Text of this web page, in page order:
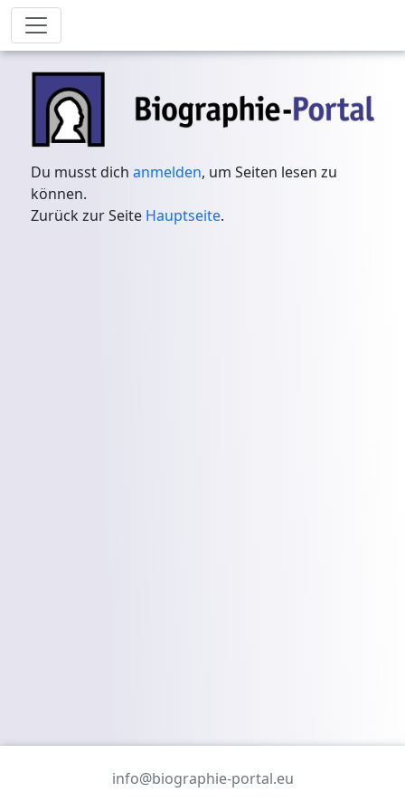
Du musst dichanmelden, um Seiten lesen zu
können.
Zurück zur Seite Hauptseite.
info@biographie-portal.eu